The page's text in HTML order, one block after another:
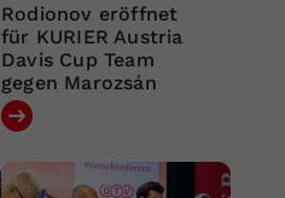
Rodionov eröffnet
für KURIER Austria
Davis Cup Team
gegen Marozsán